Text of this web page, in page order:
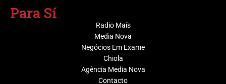
Para Sí
Radio Maís
Media Nova
Negócios Em Exame
Chiola
Agência Media Nova
Contacto